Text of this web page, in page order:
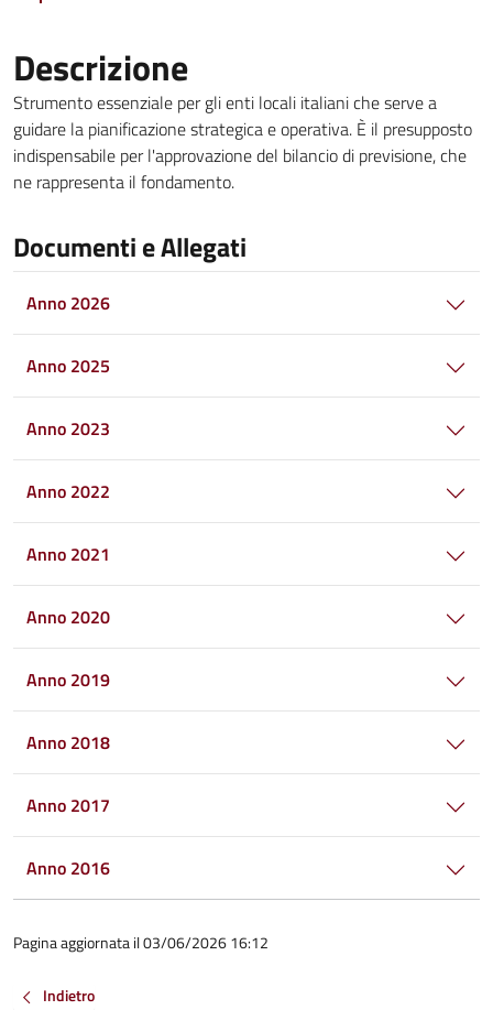
Descrizione
Strumento essenziale per gli enti locali italiani che serve a
guidare la pianificazione strategica e operativa. È il presupposto
indispensabile per l'approvazione del bilancio di previsione, che
ne rappresenta il fondamento.
Documenti e Allegati
Anno 2026
Anno 2025
Anno 2023
Anno 2022
Anno 2021
Anno 2020
Anno 2019
Anno 2018
Anno 2017
Anno 2016
Pagina aggiornata il 03/06/2026 16:12
Indietro